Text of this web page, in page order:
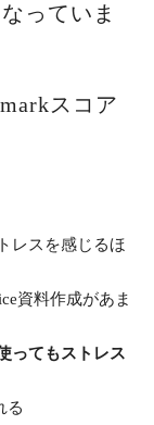
っていま
スコア
レスを感じるほ
資料作成があま
ってもストレス
る